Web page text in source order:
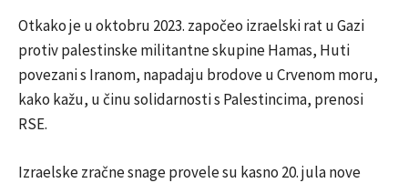
Otkako je u oktobru 2023. započeo izraelski rat u Gazi
protiv palestinske militantne skupine Hamas, Huti
povezani s Iranom, napadaju brodove u Crvenom moru,
kako kažu, u činu solidarnosti s Palestincima, prenosi
RSE.
Izraelske zračne snage provele su kasno 20. jula nove